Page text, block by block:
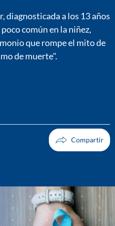
diagnosticada a los 13 años
común en la niñez,
que rompe el mito de
de muerte".